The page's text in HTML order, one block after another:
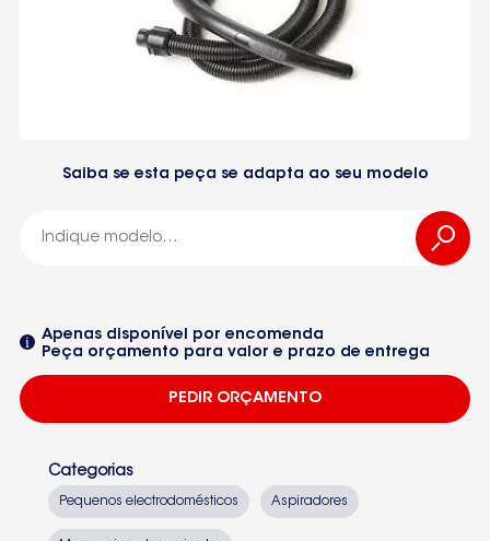
Saiba se esta peça se adapta ao seu modelo
Seleccione um dos equipamentos da lista
Apenas disponível por encomenda
Peça orçamento para valor e prazo de entrega
PEDIR ORÇAMENTO
Categorias
Pequenos electrodomésticos Aspiradores